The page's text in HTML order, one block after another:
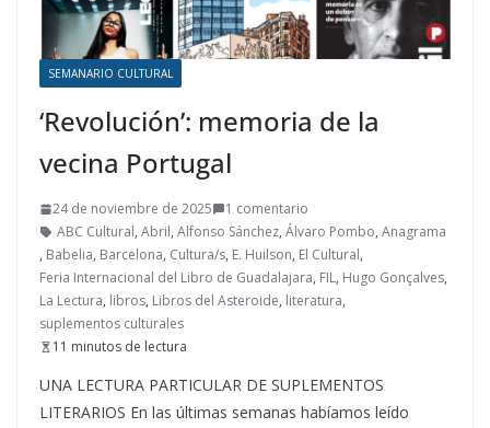
SEMANARIO CULTURAL
‘Revolución’: memoria de la
vecina Portugal
24 de noviembre de 2025
1 comentario
ABC Cultural, Abril, Alfonso Sánchez, Álvaro Pombo, Anagrama
, Babelia, Barcelona, Cultura/s, E. Huilson, El Cultural,
Feria Internacional del Libro de Guadalajara, FIL, Hugo Gonçalves,
La Lectura, libros, Libros del Asteroide, literatura,
suplementos culturales
11 minutos de lectura
UNA LECTURA PARTICULAR DE SUPLEMENTOS
LITERARIOS En las últimas semanas habíamos leído